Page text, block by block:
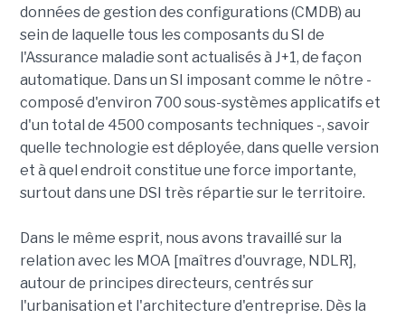
données de gestion des configurations (CMDB) au
sein de laquelle tous les composants du SI de
l'Assurance maladie sont actualisés à J+1, de façon
automatique. Dans un SI imposant comme le nôtre -
composé d'environ 700 sous-systèmes applicatifs et
d'un total de 4500 composants techniques -, savoir
quelle technologie est déployée, dans quelle version
et à quel endroit constitue une force importante,
surtout dans une DSI très répartie sur le territoire.
Dans le même esprit, nous avons travaillé sur la
relation avec les MOA [maîtres d'ouvrage, NDLR],
autour de principes directeurs, centrés sur
l'urbanisation et l'architecture d'entreprise. Dès la